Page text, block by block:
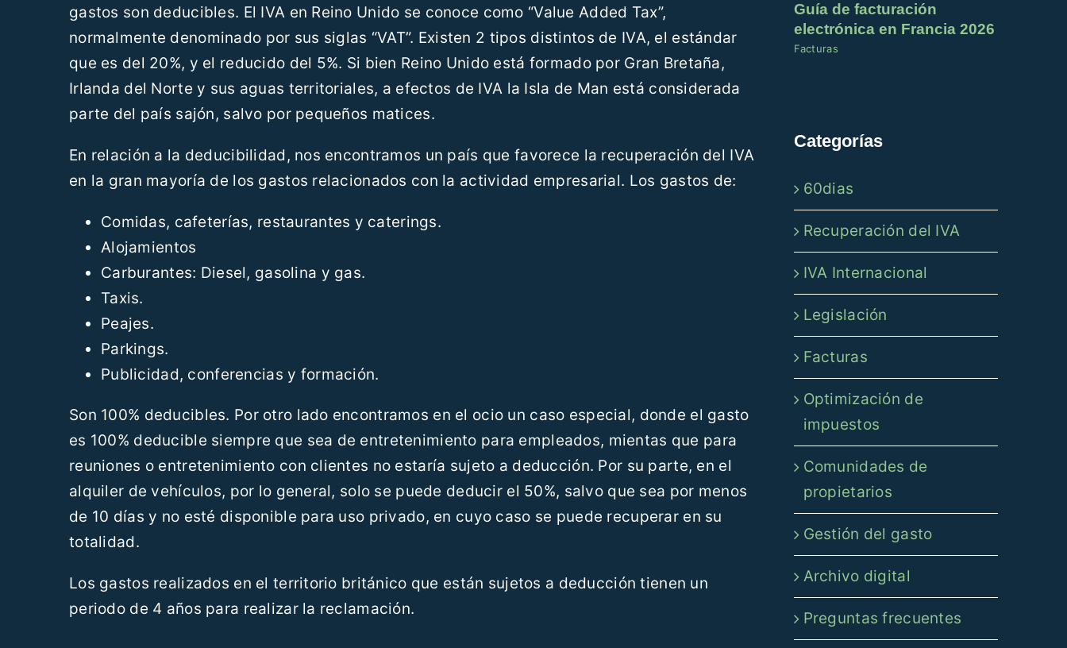
gastos son deducibles. El IVA en Reino Unido se conoce como “Value Added Tax”,
normalmente denominado por sus siglas “VAT”. Existen 2 tipos distintos de IVA, el estándar
que es del 20%, y el reducido del 5%. Si bien Reino Unido está formado por Gran Bretaña,
Irlanda del Norte y sus aguas territoriales, a efectos de IVA la Isla de Man está considerada
parte del país sajón, salvo por pequeños matices.
En relación a la deducibilidad, nos encontramos un país que favorece la recuperación del IVA
en la gran mayoría de los gastos relacionados con la actividad empresarial. Los gastos de:
Comidas, cafeterías, restaurantes y caterings.
Alojamientos
Carburantes: Diesel, gasolina y gas.
Taxis.
Peajes.
Parkings.
Publicidad, conferencias y formación.
Son 100% deducibles. Por otro lado encontramos en el ocio un caso especial, donde el gasto
es 100% deducible siempre que sea de entretenimiento para empleados, mientas que para
reuniones o entretenimiento con clientes no estaría sujeto a deducción. Por su parte, en el
alquiler de vehículos, por lo general, solo se puede deducir el 50%, salvo que sea por menos
de 10 días y no esté disponible para uso privado, en cuyo caso se puede recuperar en su
totalidad.
Los gastos realizados en el territorio británico que están sujetos a deducción tienen un
periodo de 4 años para realizar la reclamación.
Guía de facturación
electrónica en Francia 2026
Facturas
Categorías
60dias
Recuperación del IVA
IVA Internacional
Legislación
Facturas
Optimización de
impuestos
Comunidades de
propietarios
Gestión del gasto
Archivo digital
Preguntas frecuentes